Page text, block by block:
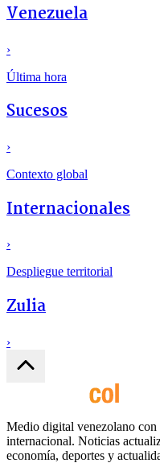
Venezuela
›
Última hora
Sucesos
›
Contexto global
Internacionales
›
Despliegue territorial
Zulia
›
Medio digital venezolano
internacional. Noticias
economía, deportes y